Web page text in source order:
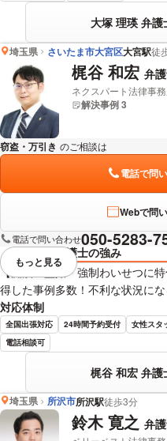
大塚 理瑛 弁
埼玉県 さいたま市大宮区大宮駅徒
梶谷 和宏 弁
ネクスパート法律事
解決事例 3
窃盗・万引き のご相談は
電話で問
Webで問
電話で問い合わせ050-5283-
弁護士の強み
【痴漢・盗撮・強制わいせつに
得した事例多数！不利な状況にな
対応体制
全国出張対応 24時間予約受付 女性スタ
電話相談可
梶谷 和宏 弁護
視覚的に省略されている要素
もっと見る
埼玉県 所沢市所沢駅徒歩3分
鈴木 寛之 弁